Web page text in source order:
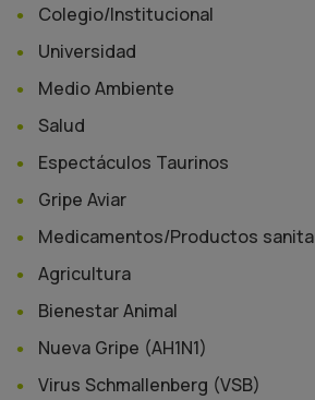
Colegio/Institucional
Universidad
Medio Ambiente
Salud
Espectáculos Taurinos
Gripe Aviar
Medicamentos/Productos
Agricultura
Bienestar Animal
Nueva Gripe (AH1N1)
Virus Schmallenberg (VSB)